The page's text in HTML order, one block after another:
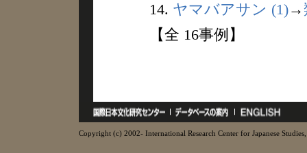
14. ヤマバアサン (1)→
【全 16事例】
Copyright (c) 2002- International Research Center for Japanese